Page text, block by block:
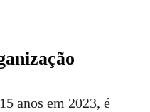
anos em 2023, é